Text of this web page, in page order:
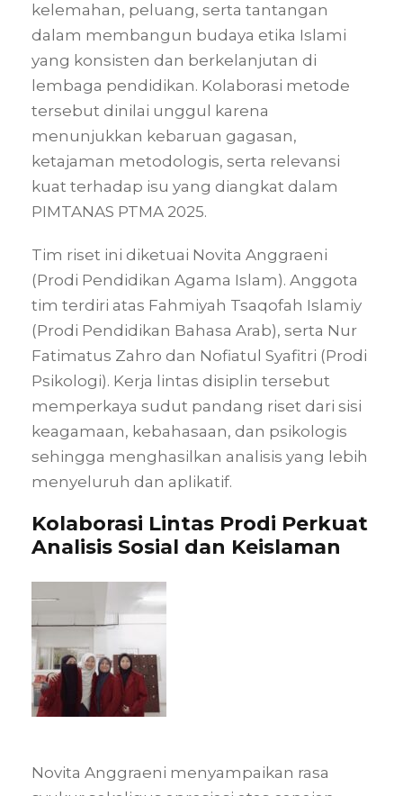
kelemahan, peluang, serta tantangan
dalam membangun budaya etika Islami
yang konsisten dan berkelanjutan di
lembaga pendidikan. Kolaborasi metode
tersebut dinilai unggul karena
menunjukkan kebaruan gagasan,
ketajaman metodologis, serta relevansi
kuat terhadap isu yang diangkat dalam
PIMTANAS PTMA 2025.
Tim riset ini diketuai Novita Anggraeni
(Prodi Pendidikan Agama Islam). Anggota
tim terdiri atas Fahmiyah Tsaqofah Islamiy
(Prodi Pendidikan Bahasa Arab), serta Nur
Fatimatus Zahro dan Nofiatul Syafitri (Prodi
Psikologi). Kerja lintas disiplin tersebut
memperkaya sudut pandang riset dari sisi
keagamaan, kebahasaan, dan psikologis
sehingga menghasilkan analisis yang lebih
menyeluruh dan aplikatif.
Kolaborasi Lintas Prodi Perkuat
Analisis Sosial dan Keislaman
Novita Anggraeni menyampaikan rasa